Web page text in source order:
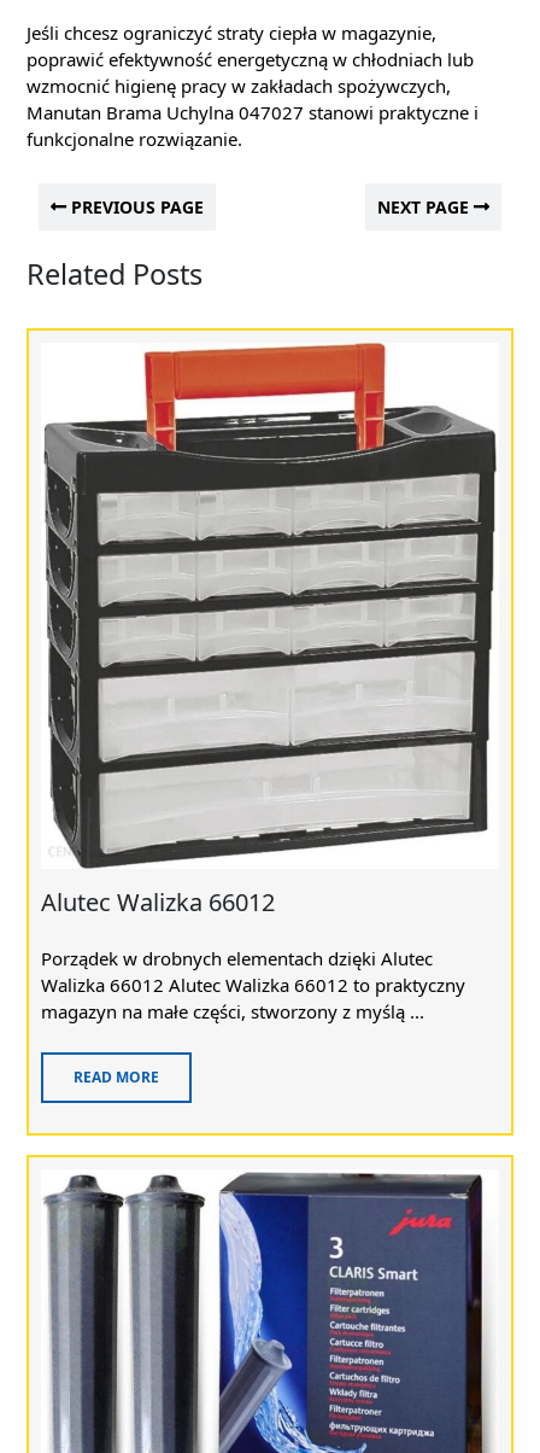
Jeśli chcesz ograniczyć straty ciepła w magazynie,
poprawić efektywność energetyczną w chłodniach lub
wzmocnić higienę pracy w zakładach spożywczych,
Manutan Brama Uchylna 047027 stanowi praktyczne i
funkcjonalne rozwiązanie.
PREVIOUS PAGE NEXT PAGE
Related Posts
Alutec Walizka 66012
Porządek w drobnych elementach dzięki Alutec
Walizka 66012 Alutec Walizka 66012 to praktyczny
magazyn na małe części, stworzony z myślą ...
READ MORE